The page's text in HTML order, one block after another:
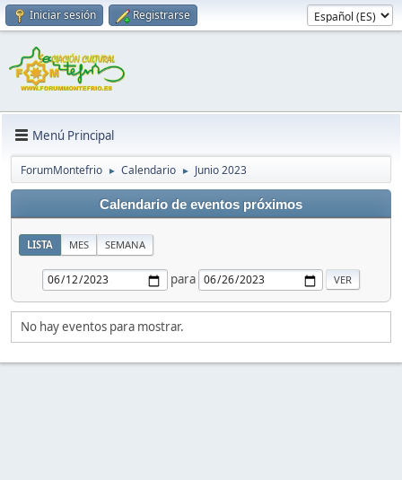
Iniciar sesión Registrarse
Menú Principal
ForumMontefrio ► Calendario ► Junio 2023
Calendario de eventos próximos
LISTA MES SEMANA
para
No hay eventos para mostrar.